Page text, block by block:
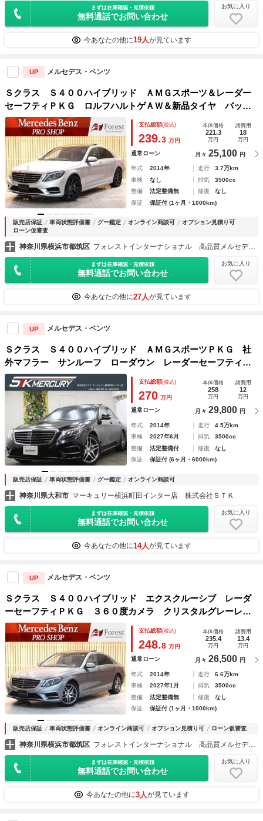
まずは在庫確認・見積依頼
無料通話でお問い合わせ
お気に入り
今あなたの他に19人が見ています
UP メルセデス・ベンツ
Ｓクラス Ｓ４００ハイブリッド ＡＭＧスポーツ＆レーダー
セーフティＰＫＧ ロルフハルトゲＡＷ＆新品タイヤ バック
カメラ ブラックレザー パノラマサンルーフ ディストロニ
ックプラス ブラインドスポットアシスト レーンキープアシ
スト
支払総額(税込)
239.3 万円
本体価格
221.3
万円
諸費用
18
万円
通常ローン 月々 25,100 円
年式 2014年 走行
3.7万km
車検
なし 排気
3500cc
整備
法定整備無 修復
なし
保証
保証付 (1ヶ月・1000km)
販売店保証 車両状態評価書 グー鑑定 オンライン商談可
オプション見積り可
ローン仮審査
神奈川県横浜市都筑区 フォレストインターナショナル 高品質メルセデスベンツ正規ディーラー車専門店
まずは在庫確認・見積依頼
無料通話でお問い合わせ
お気に入り
今あなたの他に27人が見ています
UP メルセデス・ベンツ
Ｓクラス Ｓ４００ハイブリッド ＡＭＧスポーツＰＫＧ 社
外マフラー サンルーフ ローダウン レーダーセーフティ
黒レザー ヘッドＵＰディスプレイ 禁煙 パドルＳ ＴＯＰ
ビュー Ｂｌｕｅｔｏｏｔｈ シートＨ 純１９ＡＷ 電トラ
支払総額(税込)
270 万円
本体価格
258
万円
諸費用
12
万円
通常ローン 月々 29,800 円
年式 2014年 走行
4.5万km
車検
2027年6月 排気
3500cc
整備
法定整備付 修復
なし
保証
保証付 (6ヶ月・6000km)
販売店保証 車両状態評価書 グー鑑定 オンライン商談可
神奈川県大和市 マーキュリー横浜町田インター店 株式会社ＳＴＫ
まずは在庫確認・見積依頼
無料通話でお問い合わせ
お気に入り
今あなたの他に14人が見ています
UP メルセデス・ベンツ
Ｓクラス Ｓ４００ハイブリッド エクスクルーシブ レーダ
ーセーフティＰＫＧ ３６０度カメラ クリスタルグレーレザ
ー ブルメスターサウンド シートヒーター ベンチレーショ
ンシート ディストロニックプラス ブラインドスポット＆レ
ーンキープアシスト
支払総額(税込)
248.8 万円
本体価格
235.4
万円
諸費用
13.4
万円
通常ローン 月々 26,500 円
年式 2014年 走行
6.6万km
車検
2027年1月 排気
3500cc
整備
法定整備無 修復
なし
保証
保証付 (1ヶ月・1000km)
販売店保証 車両状態評価書 オンライン商談可 オプション見積り可 ローン仮審査
神奈川県横浜市都筑区 フォレストインターナショナル 高品質メルセデスベンツ正規ディーラー車専門店
まずは在庫確認・見積依頼
無料通話でお問い合わせ
お気に入り
今あなたの他に3人が見ています